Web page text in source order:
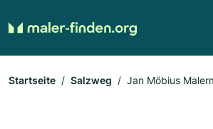
Startseite Salzweg Jan Möbius